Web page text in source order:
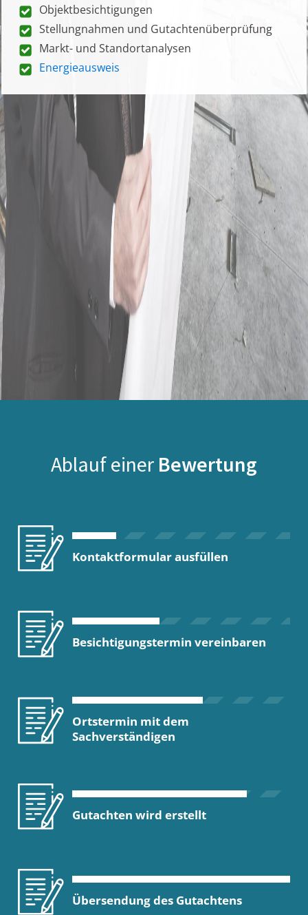
Objektbesichtigungen
Stellungnahmen und Gutachtenüberprüfung
Markt- und Standortanalysen
Energieausweis
Ablauf einer Bewertung
Kontaktformular ausfüllen
Besichtigungstermin vereinbaren
Ortstermin mit dem
Sachverständigen
Gutachten wird erstellt
Übersendung des Gutachtens